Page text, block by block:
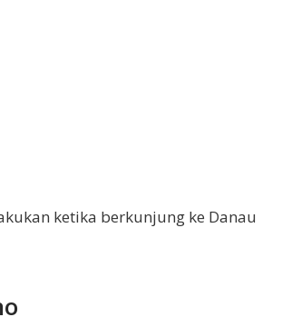
ketika berkunjung ke Danau